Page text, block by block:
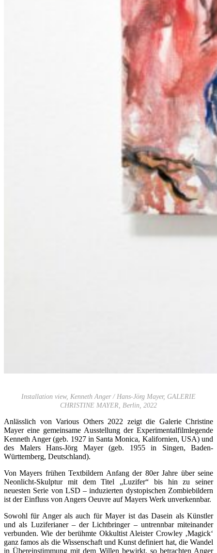
Installation view, Kenneth Anger / Hans-Jörg Mayer, GALERIE
CHRISTINE MAYER, Berlin, 2022
Anlässlich von Various Others 2022 zeigt die Galerie Christine
Mayer eine gemeinsame Ausstellung der Experimentalfilmlegende
Kenneth Anger (geb. 1927 in Santa Monica, Kalifornien, USA) und
des Malers Hans-Jörg Mayer (geb. 1955 in Singen, Baden-
Württemberg, Deutschland).
Von Mayers frühen Textbildern Anfang der 80er Jahre über seine
Neonlicht-Skulptur mit dem Titel „Luzifer“ bis hin zu seiner
neuesten Serie von LSD – induzierten dystopischen Zombiebildern
ist der Einfluss von Angers Oeuvre auf Mayers Werk unverkennbar.
Sowohl für Anger als auch für Mayer ist das Dasein als Künstler
und als Luziferianer – der Lichtbringer – untrennbar miteinander
verbunden. Wie der berühmte Okkultist Aleister Crowley ‚Magick‘
ganz famos als die Wissenschaft und Kunst definiert hat, die Wandel
in Übereinstimmung mit dem Willen bewirkt, so betrachten Anger